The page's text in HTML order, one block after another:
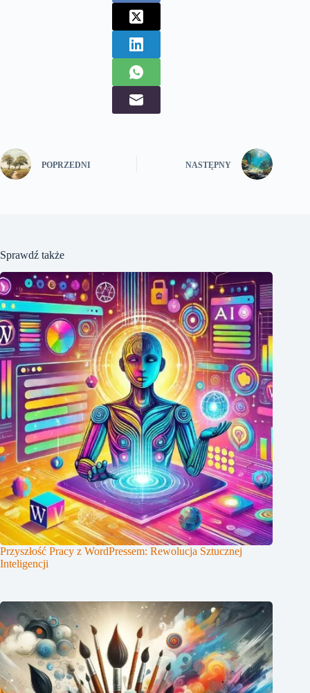
POPRZEDNI NASTĘPNY
Sprawdź także
Przyszłość Pracy z WordPressem: Rewolucja Sztucznej
Inteligencji